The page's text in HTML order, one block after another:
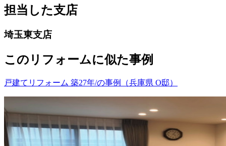
担当した支店
埼玉東支店
このリフォームに似た事例
戸建てリフォーム 築27年/の事例（兵庫県 O邸）